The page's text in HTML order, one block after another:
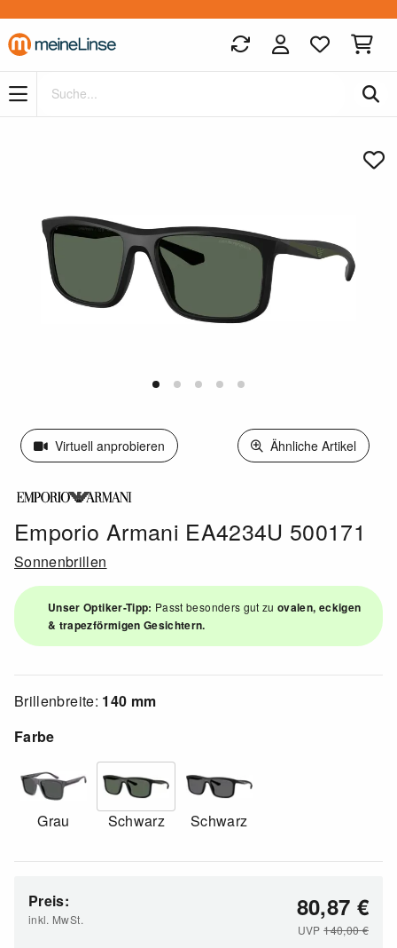
Zum Hauptinhalt springen
Virtuell anprobieren Ähnliche Artikel
Emporio Armani EA4234U 500171
Sonnenbrillen
Unser Optiker-Tipp: Passt besonders gut zuovalen, eckigen
& trapezförmigen Gesichtern.
Brillenbreite: 140 mm
Farbe
Grau Schwarz Schwarz
Preis:
inkl. MwSt. 80,87 €
UVP140,00€